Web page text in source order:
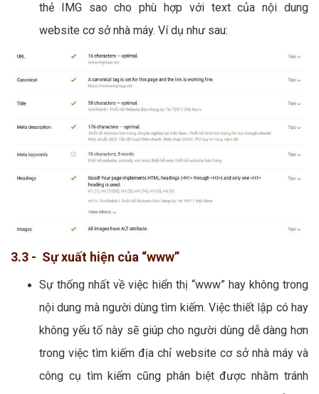
thẻ IMG sao cho phù hợp với text của nội dung
website cơ sở nhà máy. Ví dụ như sau:
3.3 - Sự xuất hiện của “www”
Sự thống nhất về việc hiển thị “www” hay không trong
nội dung mà người dùng tìm kiếm. Việc thiết lập có hay
không yếu tố này sẽ giúp cho người dùng dễ dàng hơn
trong việc tìm kiếm địa chỉ website cơ sở nhà máy và
công cụ tìm kiếm cũng phân biệt được nhằm tránh